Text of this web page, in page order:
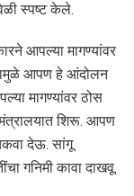
स्पष्ट केले.
आपल्या मागण्यांवर
आपण हे आंदोलन
मागण्यांवर ठोस
शिरू. आपण
देऊ. सांगू
गनिमी कावा दाखवू.